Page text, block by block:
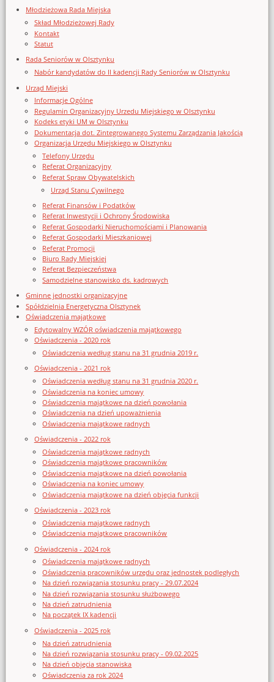
Młodzieżowa Rada Miejska
Skład Młodzieżowej Rady
Kontakt
Statut
Rada Seniorów w Olsztynku
Nabór kandydatów do II kadencji Rady Seniorów w Olsztynku
Urząd Miejski
Informacje Ogólne
Regulamin Organizacyjny Urzedu Miejskiego w Olsztynku
Kodeks etyki UM w Olsztynku
Dokumentacja dot. Zintegrowanego Systemu Zarządzania Jakością
Organizacja Urzędu Miejskiego w Olsztynku
Telefony Urzędu
Referat Organizacyjny
Referat Spraw Obywatelskich
Urząd Stanu Cywilnego
Referat Finansów i Podatków
Referat Inwestycji i Ochrony Środowiska
Referat Gospodarki Nieruchomościami i Planowania
Referat Gospodarki Mieszkaniowej
Referat Promocji
Biuro Rady Miejskiej
Referat Bezpieczeństwa
Samodzielne stanowisko ds. kadrowych
Gminne jednostki organizacyjne
Spółdzielnia Energetyczna Olsztynek
Oświadczenia majątkowe
Edytowalny WZÓR oświadczenia majątkowego
Oświadczenia - 2020 rok
Oświadczenia według stanu na 31 grudnia 2019 r.
Oświadczenia - 2021 rok
Oświadczenia według stanu na 31 grudnia 2020 r.
Oświadczenia na koniec umowy
Oświadczenia majątkowe na dzień powołania
Oświadczenia na dzień upoważnienia
Oświadczenia majątkowe radnych
Oświadczenia - 2022 rok
Oświadczenia majątkowe radnych
Oświadczenia majątkowe pracowników
Oświadczenia majątkowe na dzień powołania
Oświadczenia na koniec umowy
Oświadczenia majątkowe na dzień objęcia funkcji
Oświadczenia - 2023 rok
Oświadczenia majątkowe radnych
Oświadczenia majątkowe pracowników
Oświadczenia - 2024 rok
Oświadczenia majątkowe radnych
Oświadczenia pracowników urzędu oraz jednostek podległych
Na dzień rozwiązania stosunku pracy - 29.07.2024
Na dzień rozwiązania stosunku służbowego
Na dzień zatrudnienia
Na początek IX kadencji
Oświadczenia - 2025 rok
Na dzień zatrudnienia
Na dzień rozwiązania stosunku pracy - 09.02.2025
Na dzień objęcia stanowiska
Oświadczenia za rok 2024